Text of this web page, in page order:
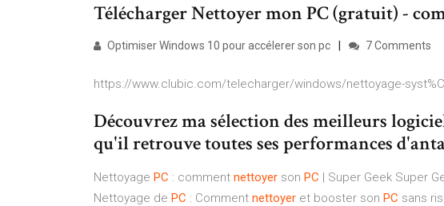
Télécharger Nettoyer mon PC (gratuit) -
Optimiser Windows 10 pour accélerer son pc 7 Comments
https://www.clubic.com/telecharger/windows/nettoyage-
Découvrez ma sélection des meilleurs
qu'il retrouve toutes ses performances
Nettoyage PC : comment nettoyer son PC | Super Geek Super
Nettoyage de PC : Comment nettoyer et booster son PC sans